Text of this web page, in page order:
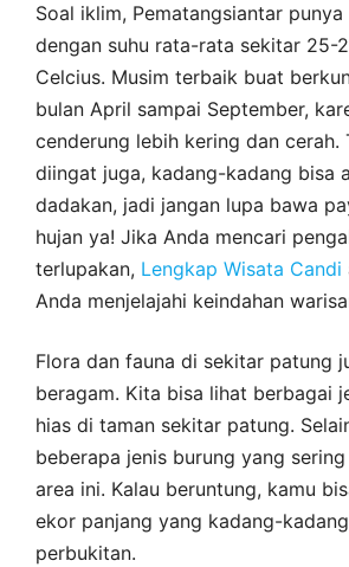
Soal iklim, Pematangsiantar
dengan suhu rata-rata sekitar 25-
Celcius. Musim terbaik buat
bulan April sampai September,
cenderung lebih kering dan cerah.
diingat juga, kadang-kadang bisa
dadakan, jadi jangan lupa bawa
hujan ya! Jika Anda mencari
terlupakan, Lengkap Wisata Candi
Anda menjelajahi keindahan
Flora dan fauna di sekitar patung
beragam. Kita bisa lihat berbagai
hias di taman sekitar patung.
beberapa jenis burung yang
area ini. Kalau beruntung, kamu
ekor panjang yang kadang-
perbukitan.